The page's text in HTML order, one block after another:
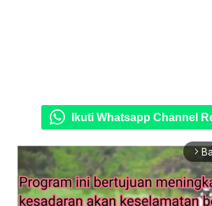
Ikuti Whatsapp Channel
arrow_forward_ios